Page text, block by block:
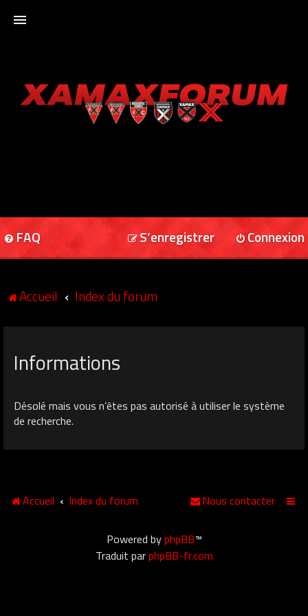
XAMAXFORUM
FAQ Connexion
S’enregistrer
Accueil Index du forum
Informations
Désolé mais vous n’êtes pas autorisé à utiliser le système
de recherche.
Accueil Index du forum Nous contacter
Powered byphpBB™
Traduit parphpBB-fr.com